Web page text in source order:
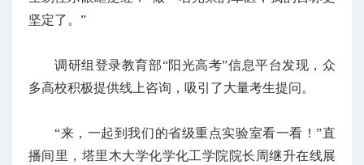
坚定了。”
调研组登录教育部“阳光高考”信息平台发现，众
多高校积极提供线上咨询，吸引了大量考生提问。
“来，一起到我们的省级重点实验室看一看！”直
播间里，塔里木大学化学化工学院院长周继升在线展